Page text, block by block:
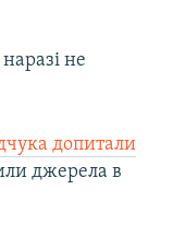
не
допитали
джерела в